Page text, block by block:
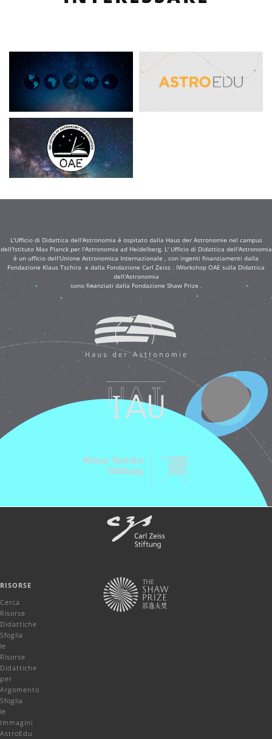
L'Ufficio di Didattica dell'Astronomia é ospitato dalla Haus der Astronomie nel campus
dell'Istituto Max Planck per l'Astronomia ad Heidelberg. L' Ufficio di Didattica dell'Astronomia
é un ufficio dell'Unione Astronomica Internazionale , con ingenti finanziamenti dalla
Fondazione Klaus Tschira e dalla Fondazione Carl Zeiss . IWorkshop OAE sulla Didattica
dell'Astronomia
sono finanziati dalla Fondazione Shaw Prize .
RISORSE
Cerca
Risorse
Didattiche
Sfoglia
le
Risorse
Didattiche
per
Argomento
Sfoglia
le
Immagini
AstroEdu